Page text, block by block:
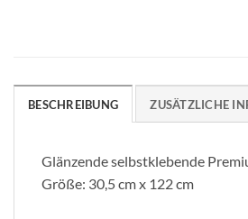
BESCHREIBUNG ZUSÄTZLICHE
Glänzende selbstklebende
Größe: 30,5 cm x 122 cm